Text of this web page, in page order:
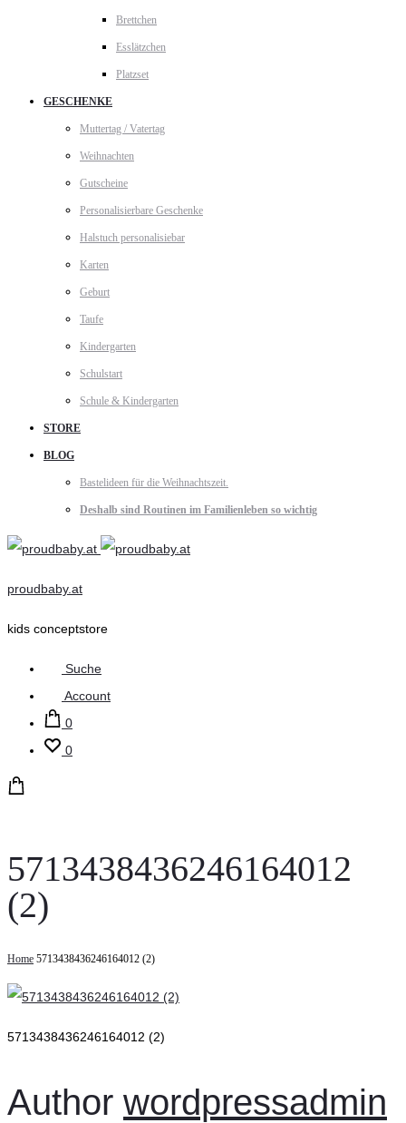
Brettchen
Esslätzchen
Platzset
GESCHENKE
Muttertag / Vatertag
Weihnachten
Gutscheine
Personalisierbare Geschenke
Halstuch personalisiebar
Karten
Geburt
Taufe
Kindergarten
Schulstart
Schule & Kindergarten
STORE
BLOG
Bastelideen für die Weihnachtszeit.
Deshalb sind Routinen im Familienleben so wichtig
proudbaby.at
kids conceptstore
Suche
Account
0
0
5713438436246164012
(2)
Home 5713438436246164012 (2)
5713438436246164012 (2)
Author wordpressadmin